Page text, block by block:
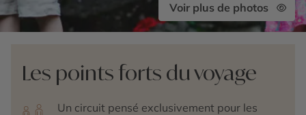
Voir plus de photos
Les points forts du voyage
Un circuit pensé exclusivement pour les